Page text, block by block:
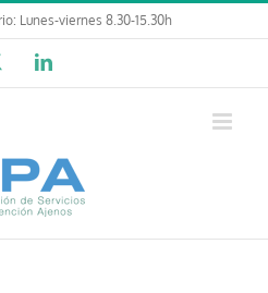
Lunes-viernes 8.30-15.30h
LinkedIn